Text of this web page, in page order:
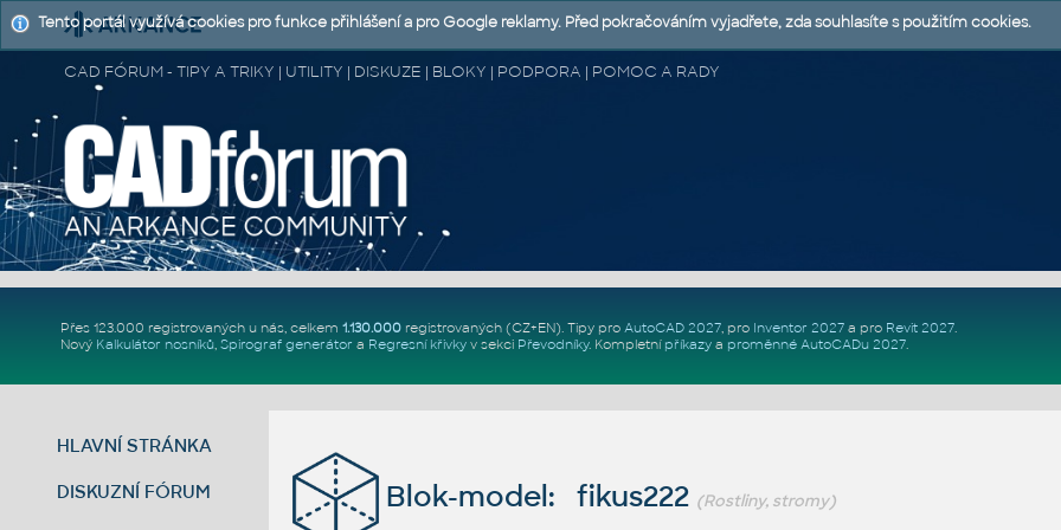
CAD FÓRUM - TIPY A TRIKY | UTILITY | DISKUZE | BLOKY | PODPORA | POMOC A RADY
Přes 123.000 registrovaných u nás, celkem 1.130.000registrovaných (CZ+EN). Tipy pro AutoCAD 2027, pro Inventor 2027a pro Revit 2027.
Nový Kalkulátor nosníků, Spirograf generátor a Regresní křivkyv sekci Převodníky. Kompletní příkazya proměnné AutoCADu 2027.
HLAVNÍ STRÁNKA
DISKUZNÍ FÓRUM Blok-model: fikus222 (Rostliny, stromy)
Tento portál využívá cookies pro funkce přihlášení a pro Google reklamy. Před pokračováním vyjadřete, zda souhlasíte s použitím cookies.